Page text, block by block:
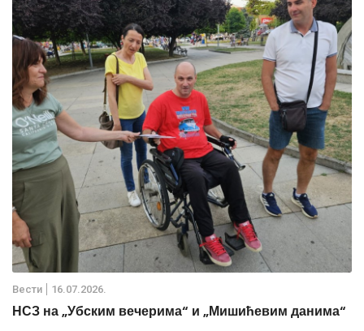
Вести 16.07.2026.
НСЗ на „Убским вечерима“ и „Мишићевим данима“